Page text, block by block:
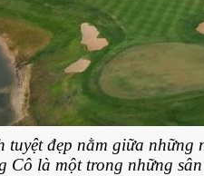
tuyệt đẹp nằm giữa
Cô là một trong những